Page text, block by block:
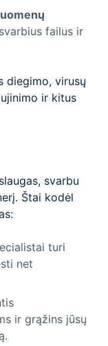
failus ir
diegimo, virusų
ir kitus
svarbu
Štai kodėl
turi
net
ir grąžins jūsų